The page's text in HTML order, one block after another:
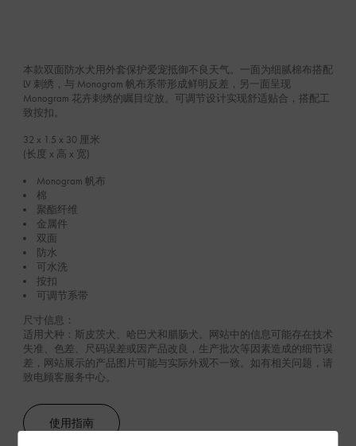
本款双面防水犬用外套保护爱宠抵御不良天气。一面为细腻棉布搭配
LV 刺绣，与 Monogram 帆布系带形成鲜明反差，另一面呈现
Monogram 花卉刺绣的瞩目绽放。可调节设计实现舒适贴合，搭配工
致按扣。
32 x 1.5 x 30厘米
(长度 x 高 x 宽)
Monogram 帆布
棉
聚酯纤维
金属件
双面
防水
可水洗
按扣
可调节系带
尺寸信息：
适用犬种：斯皮茨犬、哈巴犬和腊肠犬。网站中的信息可能存在技术
失准、色差、尺码误差或因产品改良，生产批次等因素造成的细节误
差，网站展示的产品图片可能与实际外观不一致。如有相关问题，请
致电顾客服务中心。
使用指南